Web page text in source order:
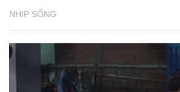
NHỊP SỐNG